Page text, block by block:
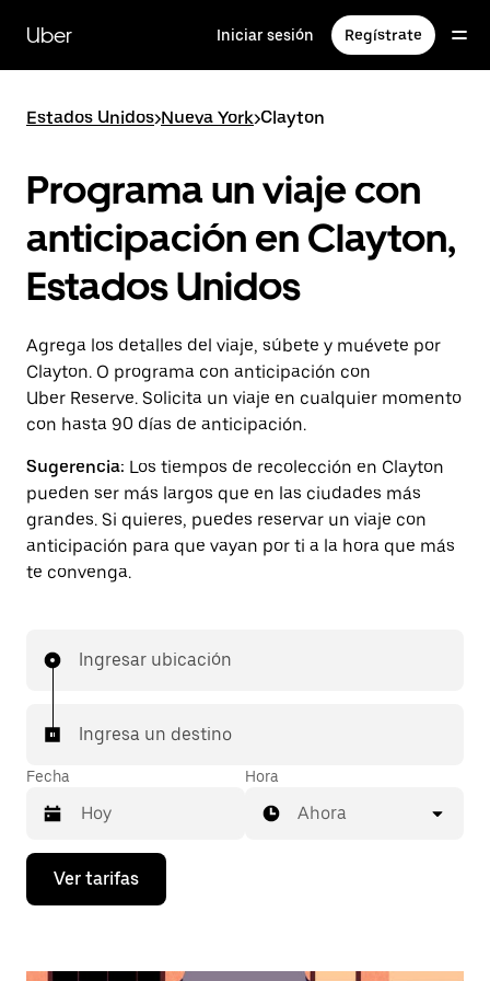
contenido
principal
Uber Iniciar sesión Regístrate
Estados Unidos>Nueva York>Clayton
Programa un viaje con
anticipación en Clayton,
Estados Unidos
Agrega los detalles del viaje, súbete y muévete por
Clayton. O programa con anticipación con
Uber Reserve. Solicita un viaje en cualquier momento
con hasta 90 días de anticipación.
Sugerencia: Los tiempos de recolección en Clayton
pueden ser más largos que en las ciudades más
grandes. Si quieres, puedes reservar un viaje con
anticipación para que vayan por ti a la hora que más
te convenga.
Ingresar ubicación
Ingresa un destino
Fecha
Presiona
flecha
Hora
Ahora
Ver tarifas